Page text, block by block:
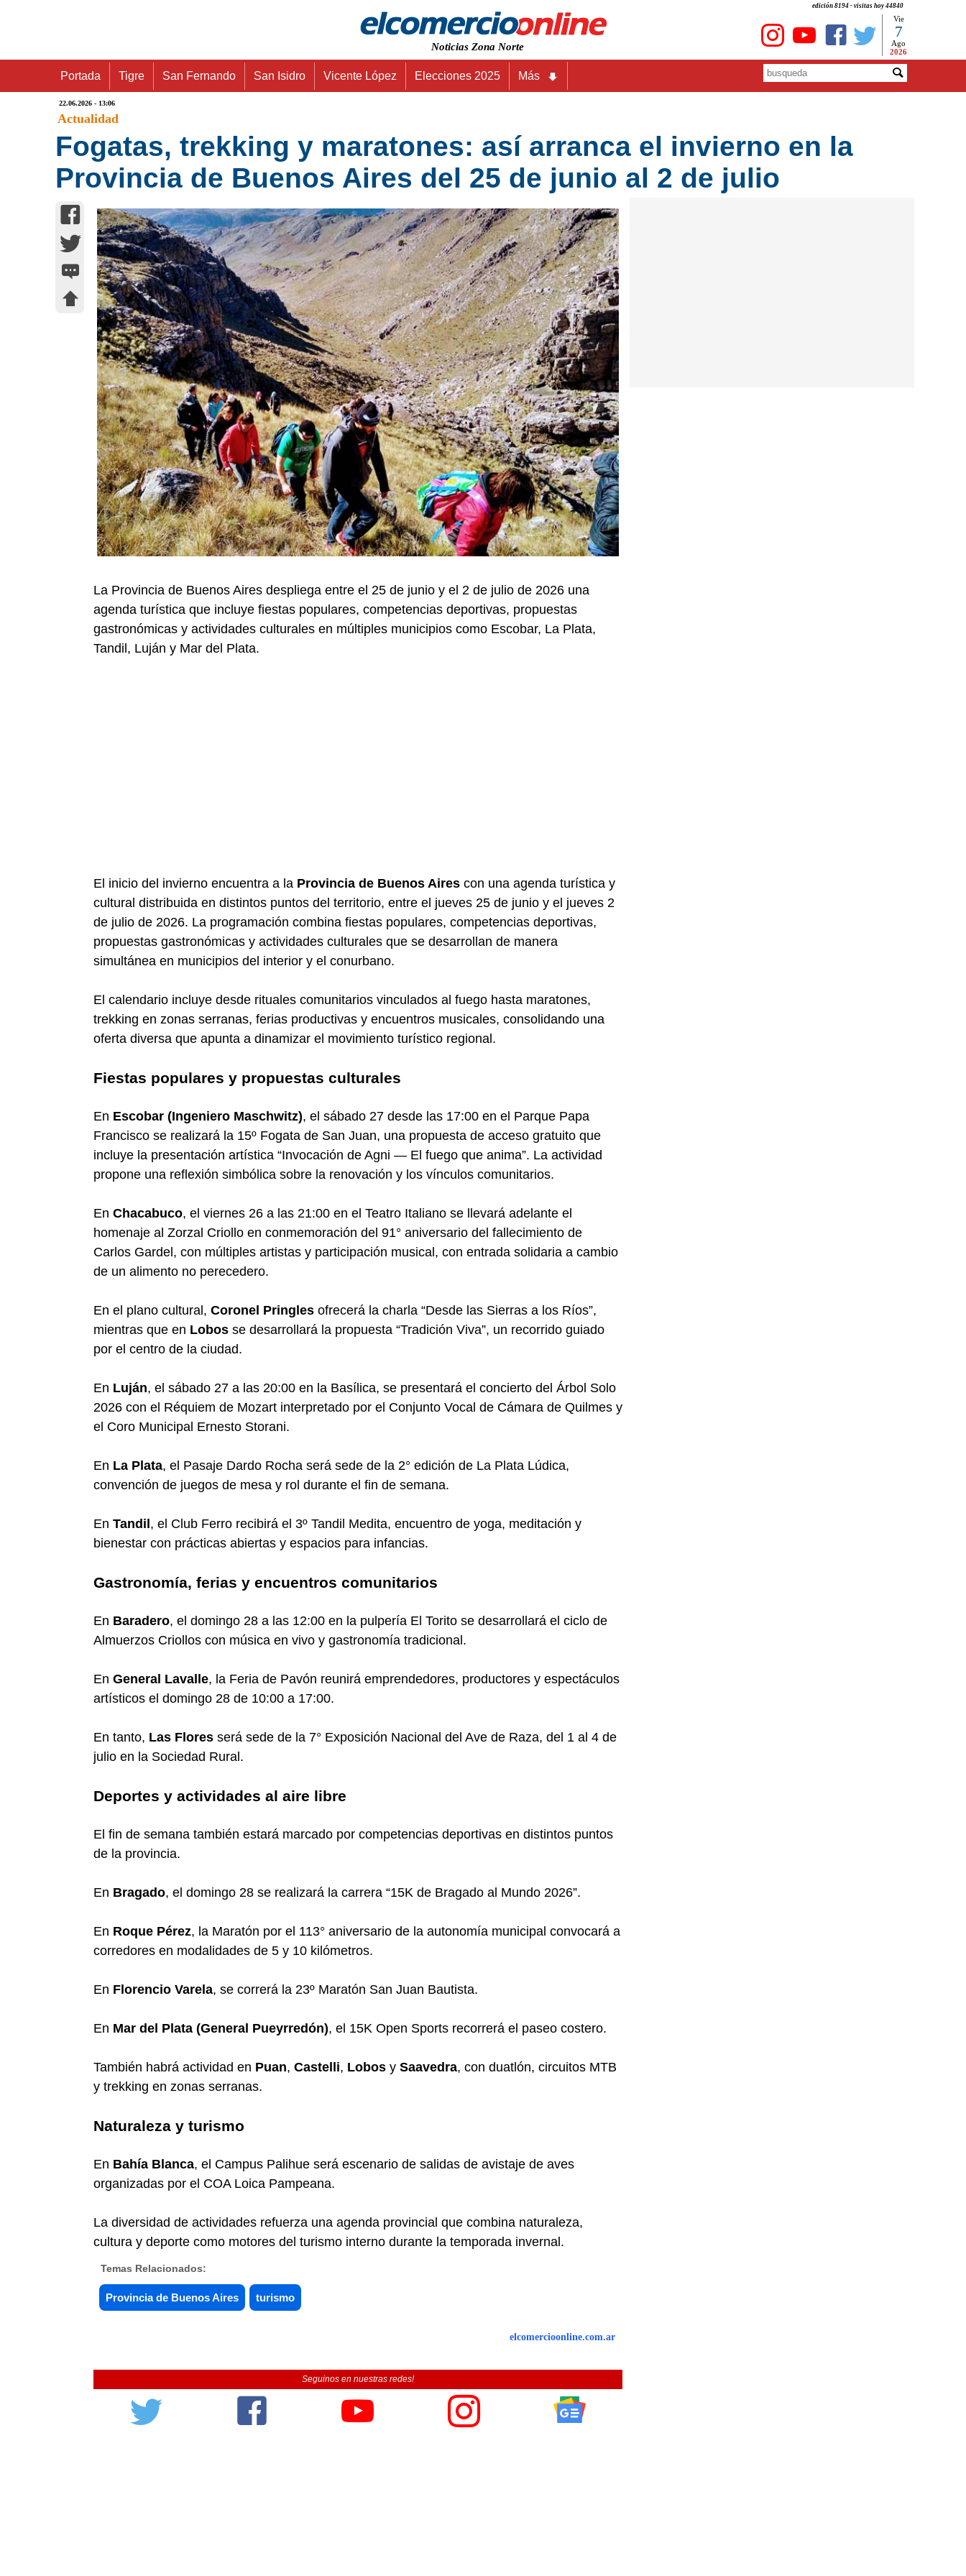
edición 8194 - visitas hoy 44840
Noticias Zona Norte
Vie
7
Ago
2026
Portada Tigre San Fernando San Isidro Vicente López Elecciones 2025 Más
22.06.2026 - 13:06
Actualidad
Fogatas, trekking y maratones: así arranca el invierno en la
Provincia de Buenos Aires del 25 de junio al 2 de julio
La Provincia de Buenos Aires despliega entre el 25 de junio y el 2 de julio de 2026 una
agenda turística que incluye fiestas populares, competencias deportivas, propuestas
gastronómicas y actividades culturales en múltiples municipios como Escobar, La Plata,
Tandil, Luján y Mar del Plata.
El inicio del invierno encuentra a la Provincia de Buenos Aires con una agenda turística y
cultural distribuida en distintos puntos del territorio, entre el jueves 25 de junio y el jueves 2
de julio de 2026. La programación combina fiestas populares, competencias deportivas,
propuestas gastronómicas y actividades culturales que se desarrollan de manera
simultánea en municipios del interior y el conurbano.
El calendario incluye desde rituales comunitarios vinculados al fuego hasta maratones,
trekking en zonas serranas, ferias productivas y encuentros musicales, consolidando una
oferta diversa que apunta a dinamizar el movimiento turístico regional.
Fiestas populares y propuestas culturales
En Escobar (Ingeniero Maschwitz), el sábado 27 desde las 17:00 en el Parque Papa
Francisco se realizará la 15º Fogata de San Juan, una propuesta de acceso gratuito que
incluye la presentación artística “Invocación de Agni — El fuego que anima”. La actividad
propone una reflexión simbólica sobre la renovación y los vínculos comunitarios.
En Chacabuco, el viernes 26 a las 21:00 en el Teatro Italiano se llevará adelante el
homenaje al Zorzal Criollo en conmemoración del 91° aniversario del fallecimiento de
Carlos Gardel, con múltiples artistas y participación musical, con entrada solidaria a cambio
de un alimento no perecedero.
En el plano cultural, Coronel Pringles ofrecerá la charla “Desde las Sierras a los Ríos”,
mientras que en Lobos se desarrollará la propuesta “Tradición Viva”, un recorrido guiado
por el centro de la ciudad.
En Luján, el sábado 27 a las 20:00 en la Basílica, se presentará el concierto del Árbol Solo
2026 con el Réquiem de Mozart interpretado por el Conjunto Vocal de Cámara de Quilmes y
el Coro Municipal Ernesto Storani.
En La Plata, el Pasaje Dardo Rocha será sede de la 2° edición de La Plata Lúdica,
convención de juegos de mesa y rol durante el fin de semana.
En Tandil , el Club Ferro recibirá el 3º Tandil Medita, encuentro de yoga, meditación y
bienestar con prácticas abiertas y espacios para infancias.
Gastronomía, ferias y encuentros comunitarios
En Baradero, el domingo 28 a las 12:00 en la pulpería El Torito se desarrollará el ciclo de
Almuerzos Criollos con música en vivo y gastronomía tradicional.
En General Lavalle, la Feria de Pavón reunirá emprendedores, productores y espectáculos
artísticos el domingo 28 de 10:00 a 17:00.
En tanto, Las Flores será sede de la 7° Exposición Nacional del Ave de Raza, del 1 al 4 de
julio en la Sociedad Rural.
Deportes y actividades al aire libre
El fin de semana también estará marcado por competencias deportivas en distintos puntos
de la provincia.
En Bragado, el domingo 28 se realizará la carrera “15K de Bragado al Mundo 2026”.
En Roque Pérez, la Maratón por el 113° aniversario de la autonomía municipal convocará a
corredores en modalidades de 5 y 10 kilómetros.
En Florencio Varela, se correrá la 23º Maratón San Juan Bautista.
En Mar del Plata (General Pueyrredón), el 15K Open Sports recorrerá el paseo costero.
También habrá actividad en Puan, Castelli, Lobos y Saavedra, con duatlón, circuitos MTB
y trekking en zonas serranas.
Naturaleza y turismo
En Bahía Blanca, el Campus Palihue será escenario de salidas de avistaje de aves
organizadas por el COA Loica Pampeana.
La diversidad de actividades refuerza una agenda provincial que combina naturaleza,
cultura y deporte como motores del turismo interno durante la temporada invernal.
Temas Relacionados:
Provincia de Buenos Aires turismo
elcomercioonline.com.ar
Seguinos en nuestras redes!